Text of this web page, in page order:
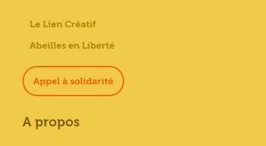
Le Lien Créatif
Abeilles en Liberté
Appel à solidarité
A propos